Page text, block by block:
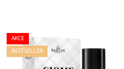
AKCE
BESTSELLER